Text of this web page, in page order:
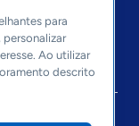
para
personalizar
Ao utilizar
descrito